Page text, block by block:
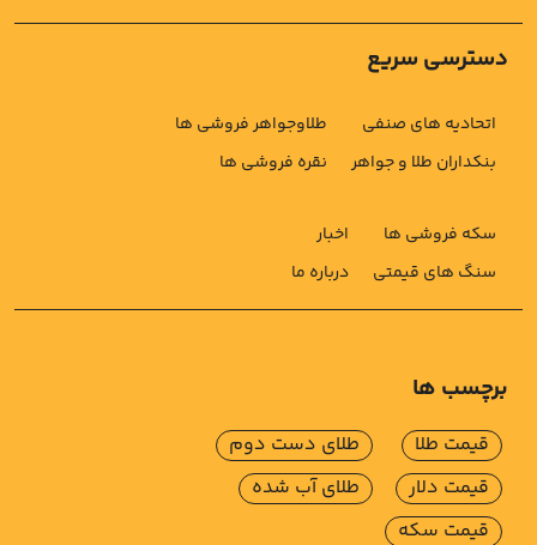
دسترسی سریع
اتحادیه های صنفی
بنکداران طلا و جواهر
طلاوجواهر فروشی ها
نقره فروشی ها
سکه فروشی ها
سنگ های قیمتی
اخبار
درباره ما
برچسب ها
قیمت طلا
قیمت دلار
قیمت سکه
طلای دست دوم
طلای آب شده